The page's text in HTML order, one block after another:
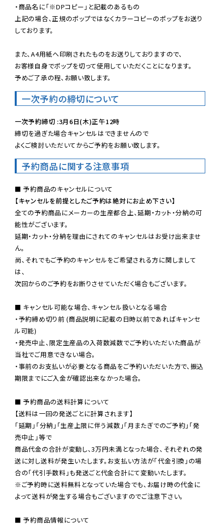
・商品名に「※DPコピー」と記載のあるもの
上記の場合、正規のポップではなくカラーコピーのポップをお送り
しております。
また、A4用紙へ印刷されたものをお送りしておりますので、
お客様自身でポップを切って使用していただくことになります。
予めご了承の程、お願い致します。
一次予約の締切について
一次予約締切 :3月6日(木)正午12時
締切を過ぎた場合キャンセルはできませんので
よくご検討いただいてからご予約をお願い致します。
予約商品に関する注意事項
【キャンセルを前提としたご予約は絶対にお止め下さい】
全ての予約商品にメーカーの生産都合上、延期・カット・分納の可
能性がございます。
延期・カット・分納を理由にされてのキャンセルはお受け出来ませ
ん。
尚、それでもご予約のキャンセルをご希望される方に関しまして
は、
次回からのご予約をお断りさせていただく場合もございます。
■ キャンセル可能な場合、キャンセル扱いとなる場合
・予約締め切り前 (商品説明に記載の日時以前であればキャンセ
ル可能)
・発売中止、限定生産品の入荷数減数でご予約いただいた商品が
当社でご用意できない場合。
・事前のお支払いが必要となる商品をご予約いただいた方で、振込
期限までにご入金が確認出来なかった場合。
■ 予約商品の送料計算について
【送料は一回の発送ごとに計算されます】
「延期」「分納」「生産上限に伴う減数」「月またぎでのご予約」「発
売中止」等で
商品代金の合計が変動し、3万円未満となった場合、それぞれの発
送に対し送料が発生いたします。お支払い方法が「代金引換」の場
※ご予約時に送料無料となっていた場合でも、お届け時の代金に
よって送料が発生する場合もございますのでご注意下さい。
■ 予約商品情報について